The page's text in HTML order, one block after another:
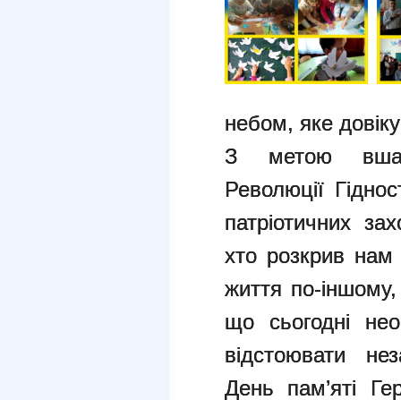
небом, яке
З метою
Революції
патріотичних
хто розкрив нам
життя по-
що сьогодні
відстоювати
День пам’яті